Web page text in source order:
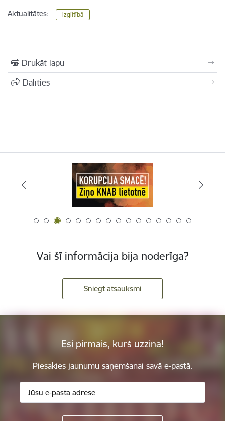
Aktualitātes: Izglītībā
Drukāt lapu
Dalīties
Vai šī informācija bija noderīga?
Sniegt atsauksmi
Esi pirmais, kurš uzzina!
Piesakies jaunumu saņemšanai savā e-pastā.